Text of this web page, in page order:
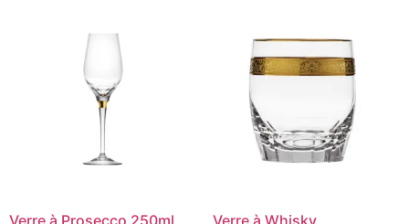
Verre à Prosecco 250ml
Verre à Whisky